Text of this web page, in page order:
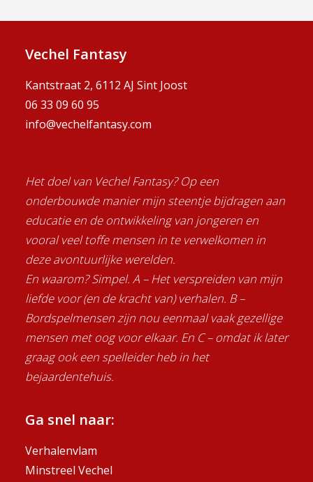
Vechel Fantasy
Kantstraat 2, 6112 AJ Sint Joost
06 33 09 60 95
info@vechelfantasy.com
Het doel van Vechel Fantasy? Op een
onderbouwde manier mijn steentje bijdragen aan
educatie en de ontwikkeling van jongeren en
vooral veel toffe mensen in te verwelkomen in
deze avontuurlijke werelden.
En waarom? Simpel. A – Het verspreiden van mijn
liefde voor (en de kracht van) verhalen. B –
Bordspelmensen zijn nou eenmaal vaak gezellige
mensen met oog voor elkaar. En C – omdat ik later
graag ook een spelleider heb in het
bejaardentehuis.
Ga snel naar:
Verhalenvlam
Minstreel Vechel